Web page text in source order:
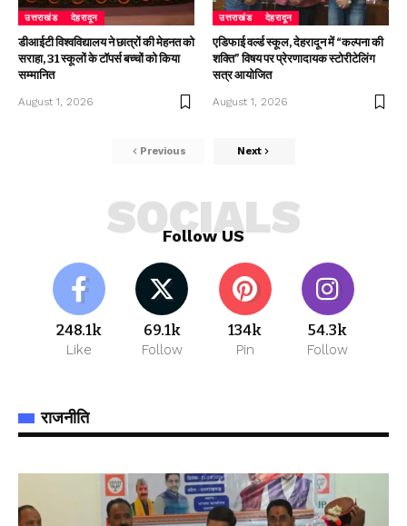
उत्तराखंड देहरादून
डीआईटी विश्वविद्यालय ने छात्रों की मेहनत को
सराहा, 31 स्कूलों के टॉपर्स बच्चों को किया
सम्मानित
August 1, 2026
उत्तराखंड देहरादून
एडिफाई वर्ल्ड स्कूल, देहरादून में “कल्पना की
शक्ति” विषय पर प्रेरणादायक स्टोरीटेलिंग
सत्र आयोजित
August 1, 2026
Previous Next
Follow US
SOCIALS
248.1k
Like
69.1k
Follow
134k
Pin
54.3k
Follow
राजनीति